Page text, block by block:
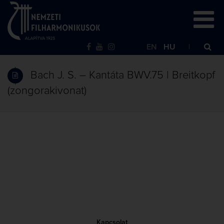
EN HU
Bach J. S. – Kantáta BWV.75 | Breitkopf
(zongorakivonat)
Kapcsolat